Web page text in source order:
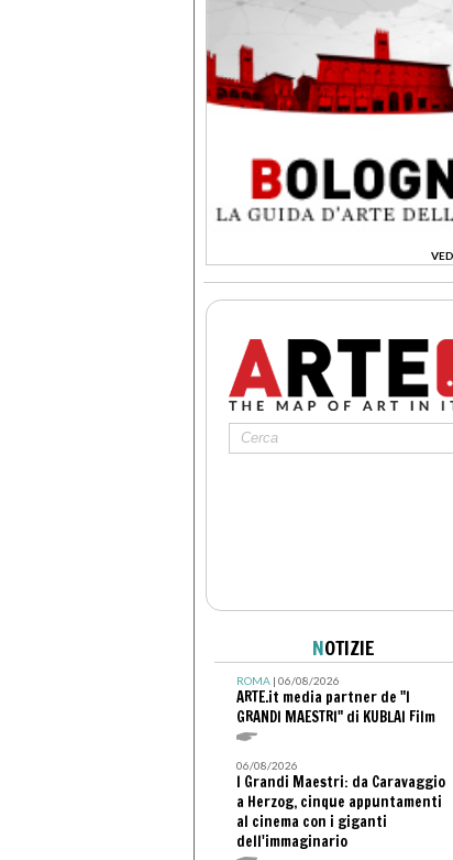
>
NOTIZIE
ROMA| 06/08/2026
ARTE.it media partner de "I
GRANDI MAESTRI" di KUBLAI Film
06/08/2026
I Grandi Maestri: da Caravaggio
a Herzog, cinque appuntamenti
al cinema con i giganti
dell'immaginario